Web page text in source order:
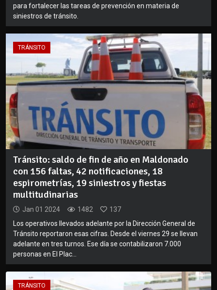
para fortalecer las tareas de prevención en materia de
siniestros de tránsito.
TRÁNSITO
Tránsito: saldo de fin de año en Maldonado
con 156 faltas, 42 notificaciones, 18
espirometrías, 19 siniestros y fiestas
multitudinarias
Jan 01 2024 1482
137
Los operativos llevados adelante por la Dirección General de
Tránsito reportaron esas cifras. Desde el viernes 29 se llevan
adelante en tres turnos. Ese día se contabilizaron 7.000
personas en El Plac...
TRÁNSITO